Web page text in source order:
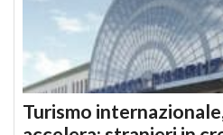
Turismo